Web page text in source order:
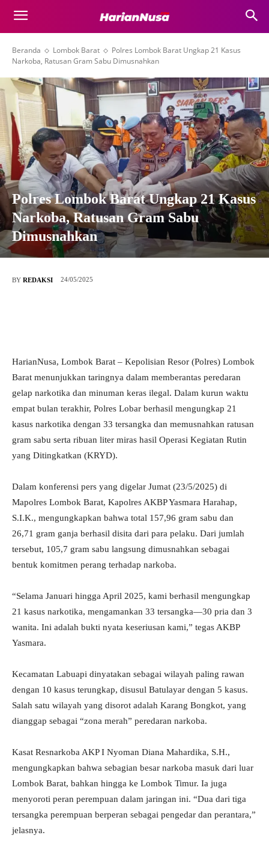
Beranda Lombok Barat
Polres Lombok Barat Ungkap 21 Kasus
Narkoba, Ratusan Gram Sabu Dimusnahkan
Polres Lombok Barat Ungkap 21 Kasus
Narkoba, Ratusan Gram Sabu
Dimusnahkan
BY REDAKSI 24/05/2025
HarianNusa, Lombok Barat – Kepolisian Resor (Polres) Lombok
Barat menunjukkan taringnya dalam memberantas peredaran
gelap narkotika dan minuman keras ilegal. Dalam kurun waktu
empat bulan terakhir, Polres Lobar berhasil mengungkap 21
kasus narkotika dengan 33 tersangka dan memusnahkan ratusan
gram sabu serta ribuan liter miras hasil Operasi Kegiatan Rutin
yang Ditingkatkan (KRYD).
Dalam konferensi pers yang digelar Jumat (23/5/2025) di
Mapolres Lombok Barat, Kapolres AKBP Yasmara Harahap,
S.I.K., mengungkapkan bahwa total 157,96 gram sabu dan
26,71 gram ganja berhasil disita dari para pelaku. Dari jumlah
tersebut, 105,7 gram sabu langsung dimusnahkan sebagai
bentuk komitmen perang terhadap narkoba.
“Selama Januari hingga April 2025, kami berhasil mengungkap
21 kasus narkotika, mengamankan 33 tersangka—30 pria dan 3
wanita. Ini adalah bukti nyata keseriusan kami,” tegas AKBP
Yasmara.
Kecamatan Labuapi dinyatakan sebagai wilayah paling rawan
dengan 10 kasus terungkap, disusul Batulayar dengan 5 kasus.
Salah satu wilayah yang disorot adalah Karang Bongkot, yang
dianggap sebagai “zona merah” peredaran narkoba.
Kasat Resnarkoba AKP I Nyoman Diana Mahardika, S.H.,
mengungkapkan bahwa sebagian besar narkoba masuk dari luar
Lombok Barat, bahkan hingga ke Lombok Timur. Ia juga
menyoroti peran perempuan dalam jaringan ini. “Dua dari tiga
tersangka perempuan berperan sebagai pengedar dan perantara,”
jelasnya.